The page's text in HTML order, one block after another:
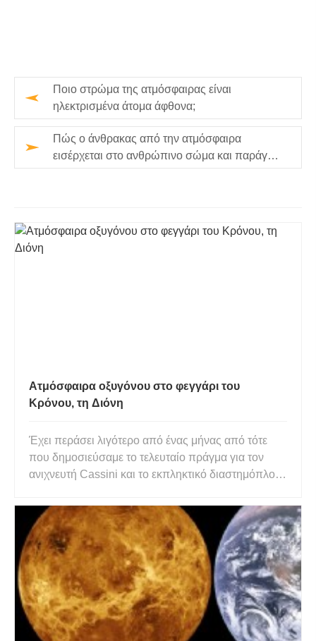
Ποιο στρώμα της ατμόσφαιρας είναι
ηλεκτρισμένα άτομα άφθονα;
Πώς ο άνθρακας από την ατμόσφαιρα
εισέρχεται στο ανθρώπινο σώμα και παράγει
ενέργεια;
Ατμόσφαιρα οξυγόνου στο φεγγάρι του
Κρόνου, τη Διόνη
Έχει περάσει λιγότερο από ένας μήνας από τότε
που δημοσιεύσαμε το τελευταίο πράγμα για τον
ανιχνευτή Cassini και το εκπληκτικό διαστημόπλοιο
ατμόσφαιρα οξυγόνου, σε ένα φεγγάρι του Κρόνου
– Διόνη. Η μελέτη δημοσιεύτηκε στο Geophysical
Research Letters